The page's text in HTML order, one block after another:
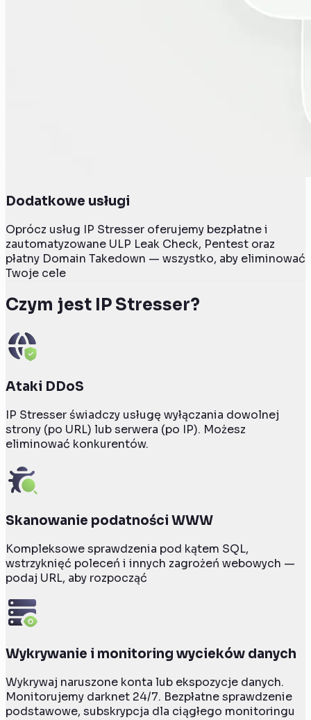
Dodatkowe usługi
Oprócz usług IP Stresser oferujemy bezpłatne i
zautomatyzowane ULP Leak Check, Pentest oraz
płatny Domain Takedown — wszystko, aby eliminować
Twoje cele
Czym jest IP Stresser?
Ataki DDoS
IP Stresser świadczy usługę wyłączania dowolnej
strony (po URL) lub serwera (po IP). Możesz
eliminować konkurentów.
Skanowanie podatności WWW
Kompleksowe sprawdzenia pod kątem SQL,
wstrzyknięć poleceń i innych zagrożeń webowych —
podaj URL, aby rozpocząć
Wykrywanie i monitoring wycieków danych
Wykrywaj naruszone konta lub ekspozycje danych.
Monitorujemy darknet 24/7. Bezpłatne sprawdzenie
podstawowe, subskrypcja dla ciągłego monitoringu